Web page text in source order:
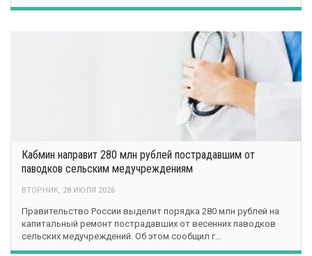
Кабмин направит 280 млн рублей пострадавшим от
паводков сельским медучреждениям
ВТОРНИК, 28 ИЮЛЯ 2026
Правительство России выделит порядка 280 млн рублей на
капитальный ремонт пострадавших от весенних паводков
сельских медучреждений. Об этом сообщил г…